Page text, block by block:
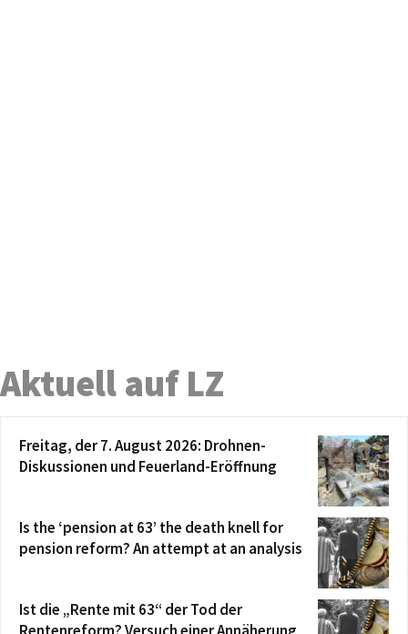
Aktuell auf LZ
Freitag, der 7. August 2026: Drohnen-
Diskussionen und Feuerland-Eröffnung
Is the ‘pension at 63’ the death knell for
pension reform? An attempt at an analysis
Ist die „Rente mit 63“ der Tod der
Rentenreform? Versuch einer Annäherung